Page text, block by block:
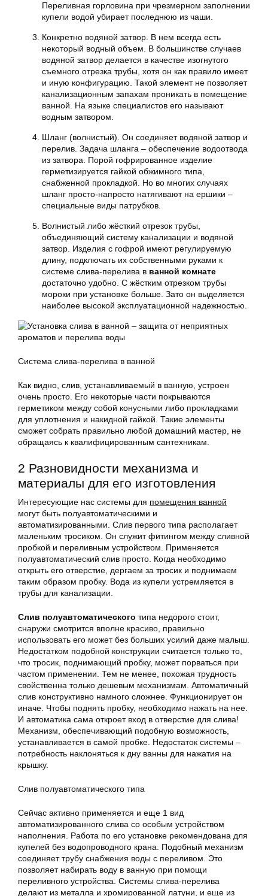
Переливная горловина при чрезмерном заполнении
купели водой убирает последнюю из чаши.
Конкретно водяной затвор. В нем всегда есть
некоторый водный объем. В большинстве случаев
водяной затвор делается в качестве изогнутого
съемного отрезка трубы, хотя он как правило имеет
и иную конфигурацию. Такой элемент не позволяет
канализационным запахам проникать в помещение
ванной. На языке специалистов его называют
водным затвором.
Шланг (волнистый). Он соединяет водяной затвор и
перелив. Задача шланга – обеспечение водоотвода
из затвора. Порой гофрированное изделие
герметизируется гайкой обжимного типа,
снабженной прокладкой. Но во многих случаях
шланг просто-напросто натягивают на ершики –
специальные виды патрубков.
Волнистый либо жёсткий отрезок трубы,
объединяющий систему канализации и водяной
затвор. Изделия с гофрой имеют регулируемую
длину, подключать их собственными руками к
системе слива-перелива в ванной комнате
достаточно удобно. С жёстким отрезком трубы
мороки при установке больше. Зато он выделяется
наиболее высокой эксплуатационной надежностью.
Система слива-перелива в ванной
Как видно, слив, устанавливаемый в ванную, устроен
очень просто. Его некоторые части покрываются
герметиком между собой конусными либо прокладками
для уплотнения и накидной гайкой. Такие элементы
сможет собрать правильно любой домашний мастер, не
обращаясь к квалифицированным сантехникам.
2 Разновидности механизма и
материалы для его изготовления
Интересующие нас системы для помещения ванной
могут быть полуавтоматическими и
автоматизированными. Слив первого типа располагает
маленьким тросиком. Он служит фитингом между сливной
пробкой и переливным устройством. Применяется
полуавтоматический слив просто. Когда необходимо
открыть его отверстие, дергаем за тросик и поднимаем
таким образом пробку. Вода из купели устремляется в
трубы для канализации.
Слив полуавтоматического типа недорого стоит,
снаружи смотрится вполне красиво, правильно
использовать его может без больших усилий даже малыш.
Недостатком подобной конструкции считается только то,
что тросик, поднимающий пробку, может порваться при
частом применении. Тем не менее, похожая трудность
свойственна только дешевым механизмам. Автоматичный
слив конструктивно намного сложнее. Функционирует он
иначе. Чтобы поднять пробку, необходимо нажать на нее.
И автоматика сама откроет вход в отверстие для слива!
Механизм, обеспечивающий подобную возможность,
устанавливается в самой пробке. Недостаток системы –
потребность наклоняться к дну ванны для нажатия на
крышку.
Слив полуавтоматического типа
Сейчас активно применяется и еще 1 вид
автоматизированного слива со особым устройством
наполнения. Работа по его установке рекомендована для
купелей без водопроводного крана. Подобный механизм
соединяет трубу снабжения воды с переливом. Это
позволяет набирать воду в ванную при помощи
переливного устройства. Системы слива-перелива
делают из металла и хромированной латуни, и еще из